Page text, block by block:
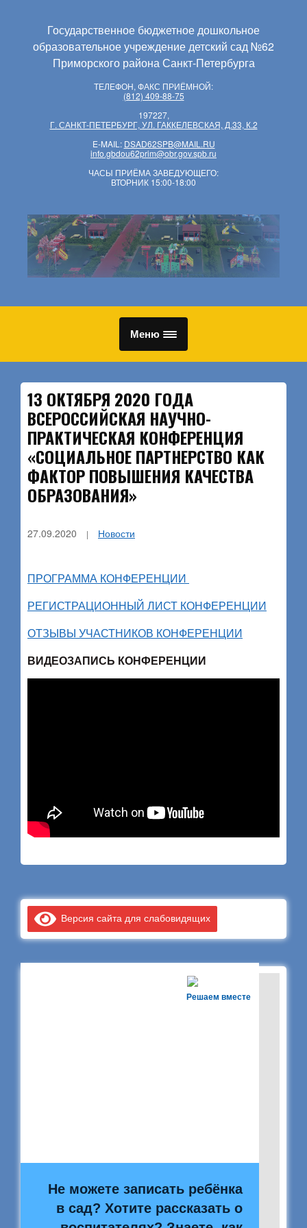
Государственное бюджетное дошкольное
образовательное учреждение детский сад №62
Приморского района Санкт-Петербурга
ТЕЛЕФОН, ФАКС ПРИЁМНОЙ:
(812) 409-88-75
197227,
Г. САНКТ-ПЕТЕРБУРГ, УЛ. ГАККЕЛЕВСКАЯ, Д.33, К.2
E-MAIL: DSAD62SPB@MAIL.RU
info.gbdou62prim@obr.gov.spb.ru
ЧАСЫ ПРИЁМА ЗАВЕДУЮЩЕГО:
ВТОРНИК 15:00-18:00
Меню
13 ОКТЯБРЯ 2020 ГОДА
ВСЕРОССИЙСКАЯ НАУЧНО-
ПРАКТИЧЕСКАЯ КОНФЕРЕНЦИЯ
«СОЦИАЛЬНОЕ ПАРТНЕРСТВО КАК
ФАКТОР ПОВЫШЕНИЯ КАЧЕСТВА
ОБРАЗОВАНИЯ»
27.09.2020 Новости
ПРОГРАММА КОНФЕРЕНЦИИ
РЕГИСТРАЦИОННЫЙ ЛИСТ КОНФЕРЕНЦИИ
ОТЗЫВЫ УЧАСТНИКОВ КОНФЕРЕНЦИИ
ВИДЕОЗАПИСЬ КОНФЕРЕНЦИИ
Версия сайта для слабовидящих
Решаем вместе
Не можете записать ребёнка
в сад? Хотите рассказать о